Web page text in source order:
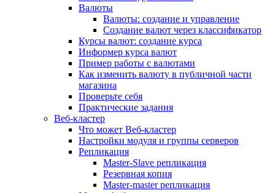
Валюты
Валюты: создание и управление
Создание валют через классификатор
Курсы валют: создание курса
Информер курса валют
Пример работы с валютами
Как изменить валюту в публичной части
магазина
Проверьте себя
Практические задания
Веб-кластер
Что может Веб-кластер
Настройки модуля и группы серверов
Репликация
Master-Slave репликация
Резервная копия
Master-master репликация